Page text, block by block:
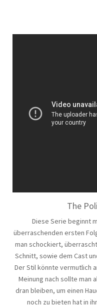
The
Diese Serie beginnt
überraschenden ersten
man schockiert,
Schnitt, sowie dem Cast
Der Stil könnte vermutlich
Meinung nach sollte man
dran bleiben, um einen
noch zu bieten hat in